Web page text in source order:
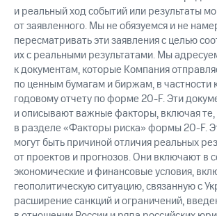
и реальный ход событий или результаты
от заявленного. Мы не обязуемся и не
пересматривать эти заявления с целью
их с реальными результатами. Мы
к документам, которые Компания
по ценным бумагам и биржам, в частности
годовому отчету по форме 20-F. Эти
и описывают важные факторы, включая
в разделе «Факторы риска» формы 20-F.
могут быть причиной отличия реальных
от проектов и прогнозов. Они включают в
экономические и финансовые условия,
геополитическую ситуацию, связанную с
расширение санкций и ограничений,